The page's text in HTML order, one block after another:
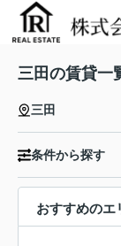
三田の賃貸一
三田
条件から探す
おすすめのエ